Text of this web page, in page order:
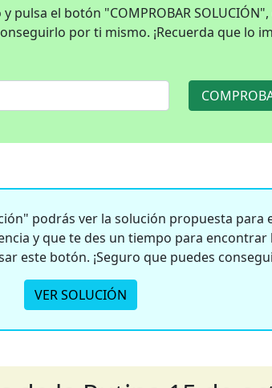
pulsa el botón "COMPROBAR
por ti mismo. ¡Recuerda que lo
podrás ver la solución propuesta para
y que te des un tiempo para
este botón. ¡Seguro que puedes
VER SOLUCIÓN